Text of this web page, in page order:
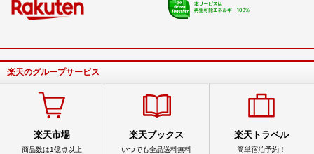
楽天のグループサービス
楽天市場
商品数は1億点以上
楽天ブックス
いつでも全品送料無料
楽天トラベル
簡単宿泊予約！